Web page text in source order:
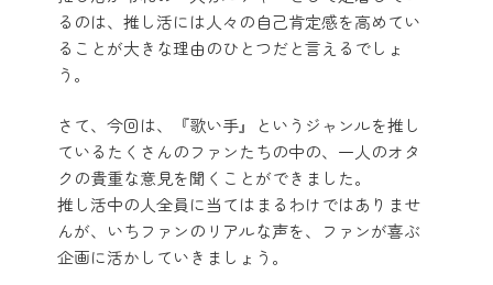
るのは、推し活には人々の自己肯定感を高めてい
ることが大きな理由のひとつだと言えるでしょ
う。
さて、今回は、『歌い手』というジャンルを推し
ているたくさんのファンたちの中の、一人のオタ
クの貴重な意見を聞くことができました。
推し活中の人全員に当てはまるわけではありませ
んが、いちファンのリアルな声を、ファンが喜ぶ
企画に活かしていきましょう。